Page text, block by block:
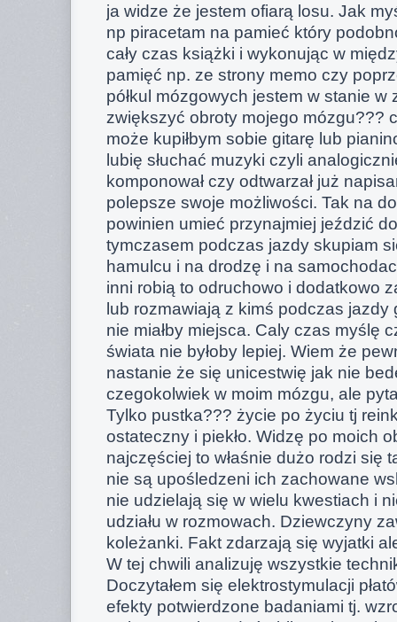
ja widze że jestem ofiarą losu. Jak
np piracetam na pamieć który
cały czas książki i wykonując w
pamięć np. ze strony memo czy
półkul mózgowych jestem w stanie
zwiększyć obroty mojego mózgu???
może kupiłbym sobie gitarę lub
lubię słuchać muzyki czyli
komponował czy odtwarzał już
polepsze swoje możliwości. Tak na
powinien umieć przynajmiej jeździć
tymczasem podczas jazdy skupiam
hamulcu i na drodzę i na
inni robią to odruchowo i dodatkowo
lub rozmawiają z kimś podczas
nie miałby miejsca. Caly czas myślę
świata nie byłoby lepiej. Wiem że
nastanie że się unicestwię jak nie
czegokolwiek w moim mózgu, ale
Tylko pustka??? życie po życiu tj
ostateczny i piekło. Widzę po moich
najczęściej to właśnie dużo rodzi się
nie są upośledzeni ich zachowane
nie udzielają się w wielu kwestiach i
udziału w rozmowach. Dziewczyny
koleżanki. Fakt zdarzają się wyjatki
W tej chwili analizuję wszystkie
Doczytałem się elektrostymulacji
efekty potwierdzone badaniami tj.